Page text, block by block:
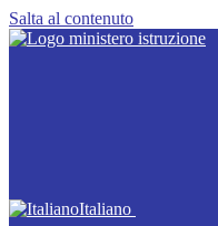
Salta al contenuto
Italiano